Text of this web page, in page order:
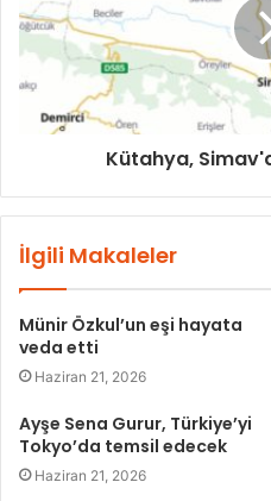
Kütahya,
İlgili Makaleler
Münir Özkul’un eşi hayata
veda etti
Haziran 21, 2026
Ayşe Sena Gurur, Türkiye’yi
Tokyo’da temsil edecek
Haziran 21, 2026